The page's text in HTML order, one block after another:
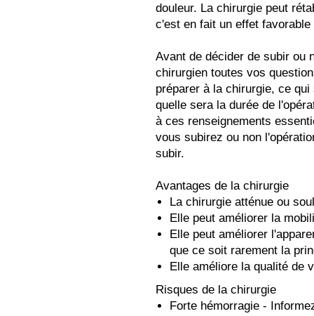
douleur. La chirurgie peut
c'est en fait un effet
Avant de décider de subir ou
chirurgien toutes vos
préparer à la chirurgie, ce
quelle sera la durée de
à ces renseignements
vous subirez ou non
subir.
Avantages de la chirurgie
La chirurgie atténue ou
Elle peut améliorer la
Elle peut améliorer
que ce soit rarement la
Elle améliore la qualité de
Risques de la chirurgie
Forte hémorragie -